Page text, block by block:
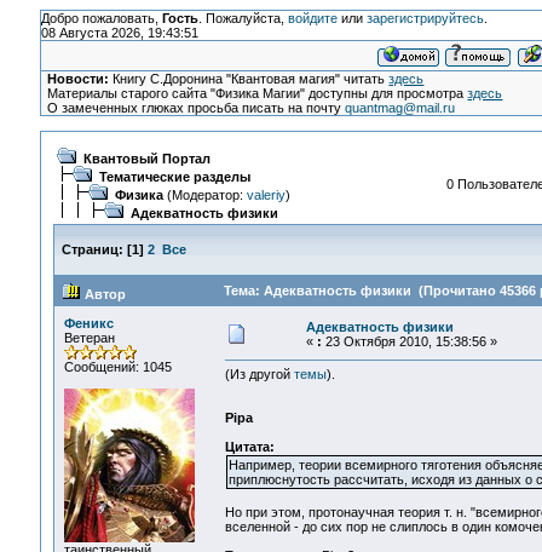
Добро пожаловать, Гость. Пожалуйста, войдитеили зарегистрируйтесь.
08 Августа 2026, 19:43:51
Новости: Книгу С.Доронина "Квантовая магия" читатьздесь
Материалы старого сайта "Физика Магии" доступны для просмотраздесь
О замеченных глюках просьба писать на почтуquantmag@mail.ru
Квантовый Портал
Тематические разделы
Физика(Модератор: valeriy)
Адекватность физики
0
Страниц: [1] 2 Все
Автор Тема: Адекватность физики (Прочитано 45366
Феникс
Ветеран
Сообщений: 1045
Адекватность физики
« : 23 Октября 2010, 15:38:56 »
(Из другой темы).
Pipa
Цитата:
Например, теории всемирного тяготения
приплюснутость рассчитать, исходя из данных о
Но при этом, протонаучная теория т. н.
вселенной - до сих пор не слиплось в один